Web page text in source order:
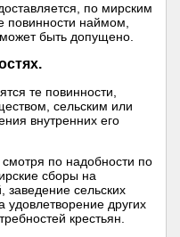
по мирским
повинности наймом,
быть допущено.
те повинности,
сельским или
внутренних его
смотря по надобности по
сборы на
заведение сельских
других
крестьян.